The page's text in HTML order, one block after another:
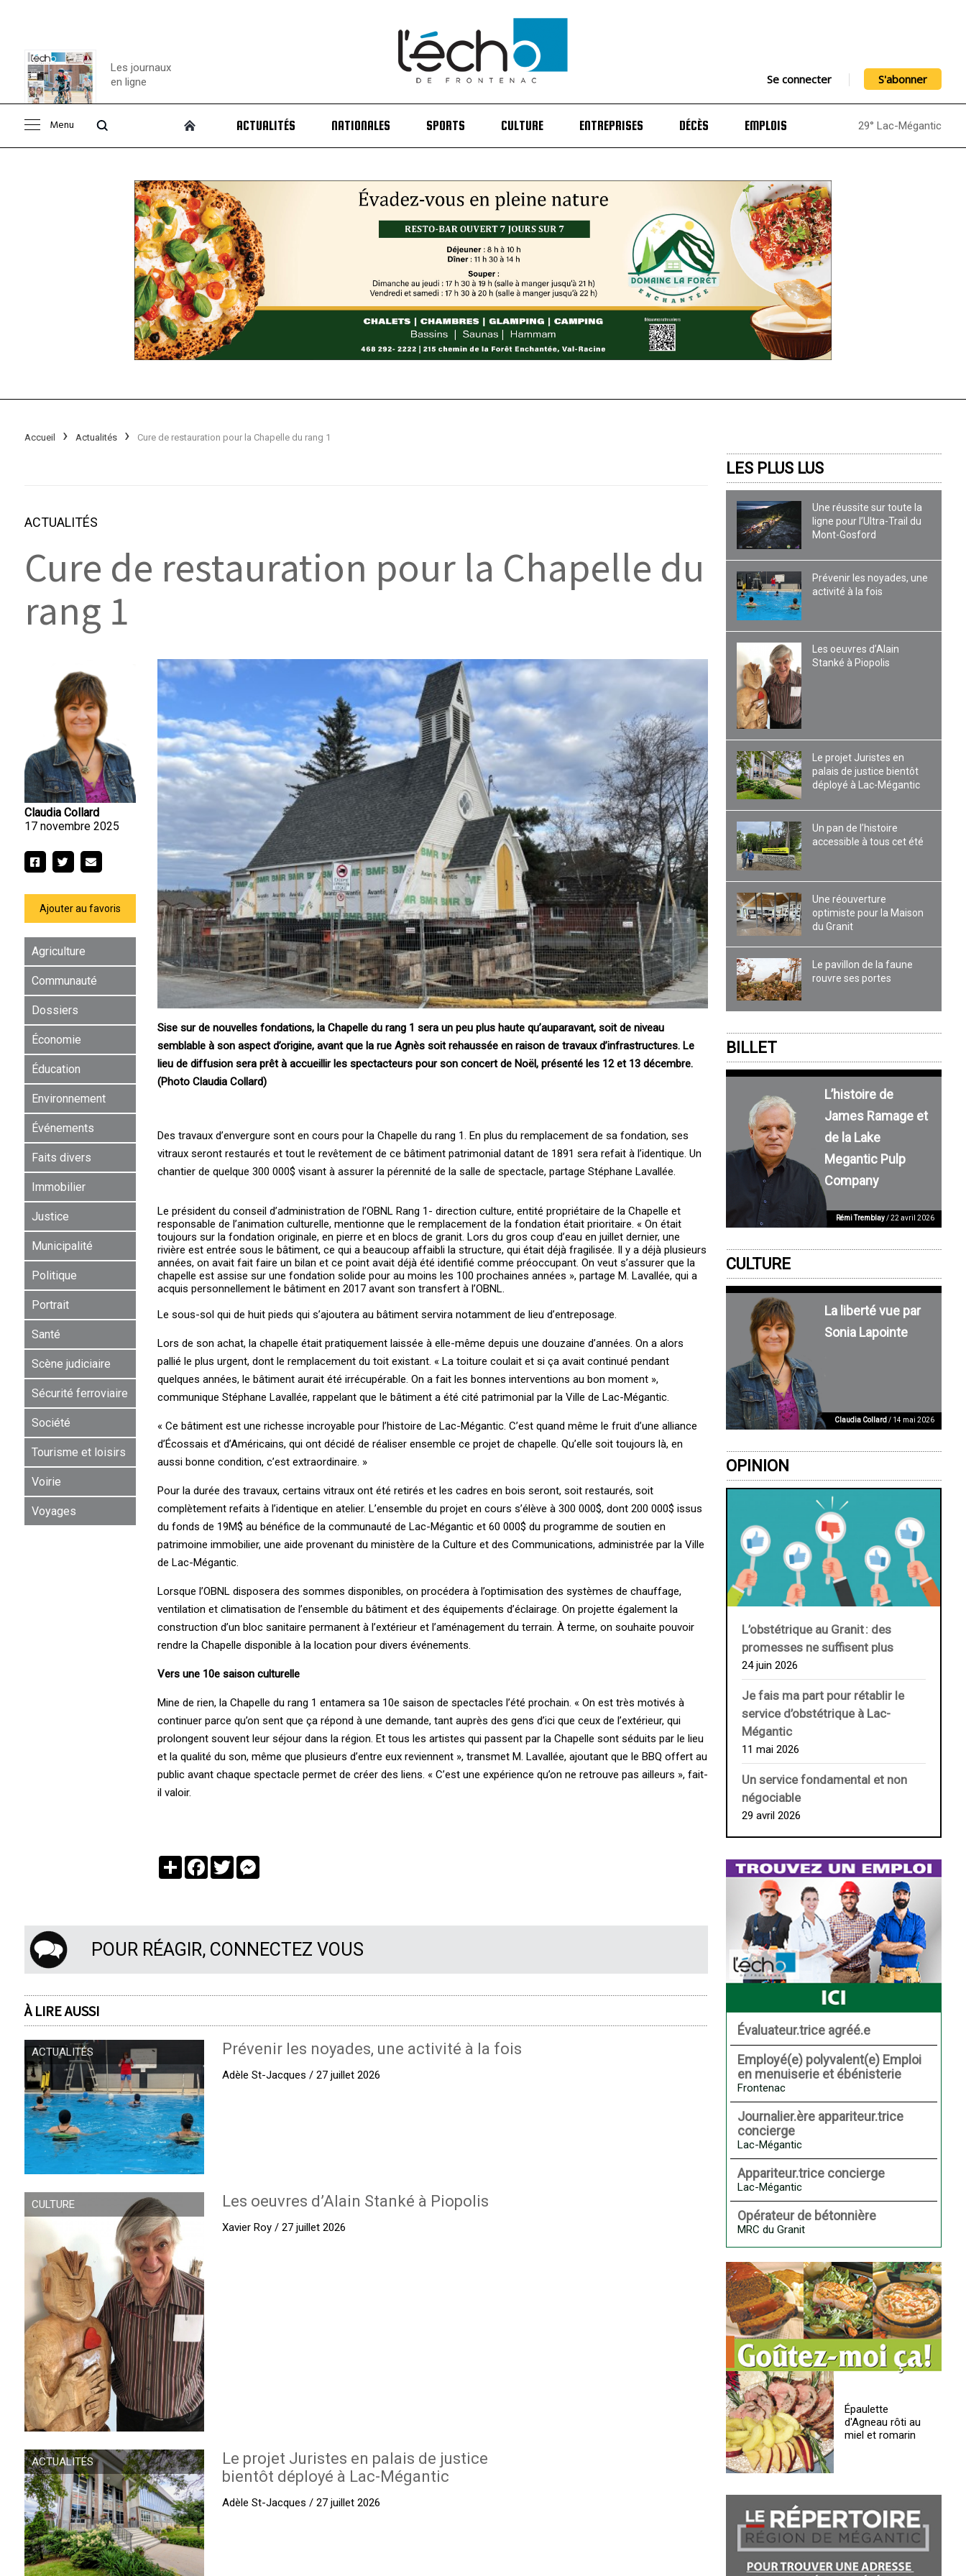
Consulter le
Les journaux
en ligne
Se connecter S'abonner
Menu ACTUALITÉS NATIONALES SPORTS CULTURE ENTREPRISES DÉCÈS EMPLOIS 29° Lac-Mégantic
Accueil Actualités Cure de restauration pour la ­Chapelle du rang 1
ACTUALITÉS
Cure de restauration pour la ­Chapelle du
rang 1
Claudia Collard
17 novembre 2025
Ajouter au favoris
Agriculture
Communauté
Dossiers
Économie
Éducation
Environnement
Événements
Faits divers
Immobilier
Justice
Municipalité
Politique
Portrait
Santé
Scène judiciaire
Sécurité ferroviaire
Société
Tourisme et loisirs
Voirie
Voyages
Sise sur de nouvelles fondations, la ­Chapelle du rang 1 sera un peu plus haute qu’auparavant, soit de niveau
semblable à son aspect d’origine, avant que la rue ­Agnès soit rehaussée en raison de travaux d’infrastructures. Le
lieu de diffusion sera prêt à accueillir les spectacteurs pour son concert de ­Noël, présenté les 12 et 13 décembre.
(Photo Claudia Collard)
Des travaux d’envergure sont en cours pour la Chapelle du rang 1. En plus du remplacement de sa fondation, ses
vitraux seront restaurés et tout le revêtement de ce bâtiment patrimonial datant de 1891 sera refait à l’identique. Un
chantier de quelque 300 000$ visant à assurer la pérennité de la salle de spectacle, partage Stéphane Lavallée.
Le président du conseil d’administration de l’OBNL Rang 1- direction culture, entité propriétaire de la Chapelle et
responsable de l’animation culturelle, mentionne que le remplacement de la fondation était prioritaire. « On était
toujours sur la fondation originale, en pierre et en blocs de granit. Lors du gros coup d’eau en juillet dernier, une
rivière est entrée sous le bâtiment, ce qui a beaucoup affaibli la structure, qui était déjà fragilisée. Il y a déjà plusieurs
années, on avait fait faire un bilan et ce point avait déjà été identifié comme préoccupant. On veut s’assurer que la
chapelle est assise sur une fondation solide pour au moins les 100 prochaines années », partage M. Lavallée, qui a
acquis personnellement le bâtiment en 2017 avant son transfert à l’OBNL.
Le sous-sol qui de huit pieds qui s’ajoutera au bâtiment servira notamment de lieu d’entreposage.
Lors de son achat, la chapelle était pratiquement laissée à elle-même depuis une douzaine d’années. On a alors
pallié le plus urgent, dont le remplacement du toit existant. « La toiture coulait et si ça avait continué pendant
quelques années, le bâtiment aurait été irrécupérable. On a fait les bonnes interventions au bon moment »,
communique Stéphane Lavallée, rappelant que le bâtiment a été cité patrimonial par la Ville de Lac-Mégantic.
« Ce bâtiment est une richesse incroyable pour l’histoire de Lac-Mégantic. C’est quand même le fruit d’une alliance
d’Écossais et d’Américains, qui ont décidé de réaliser ensemble ce projet de chapelle. Qu’elle soit toujours là, en
aussi bonne condition, c’est extraordinaire. »
Pour la durée des travaux, certains vitraux ont été retirés et les cadres en bois seront, soit restaurés, soit
complètement refaits à l’identique en atelier. L’ensemble du projet en cours s’élève à 300 000$, dont 200 000$ issus
du fonds de 19M$ au bénéfice de la communauté de Lac-Mégantic et 60 000$ du programme de soutien en
patrimoine immobilier, une aide provenant du ministère de la Culture et des Communications, administrée par la Ville
de Lac-Mégantic.
Lorsque l’OBNL disposera des sommes disponibles, on procédera à l’optimisation des systèmes de chauffage,
ventilation et climatisation de l’ensemble du bâtiment et des équipements d’éclairage. On projette également la
construction d’un bloc sanitaire permanent à l’extérieur et l’aménagement du terrain. À terme, on souhaite pouvoir
rendre la Chapelle disponible à la location pour divers événements.
Vers une 10e saison culturelle
Mine de rien, la Chapelle du rang 1 entamera sa 10e saison de spectacles l’été prochain. « On est très motivés à
continuer parce qu’on sent que ça répond à une demande, tant auprès des gens d’ici que ceux de l’extérieur, qui
prolongent souvent leur séjour dans la région. Et tous les artistes qui passent par la Chapelle sont séduits par le lieu
et la qualité du son, même que plusieurs d’entre eux reviennent », transmet M. Lavallée, ajoutant que le BBQ offert au
public avant chaque spectacle permet de créer des liens. « C’est une expérience qu’on ne retrouve pas ailleurs », fait-
il valoir.
PartagerFacebook
TwitterMessenger
POUR RÉAGIR, CONNECTEZ VOUS
À LIRE AUSSI
ACTUALITÉS Prévenir les noyades, une activité à la fois
Adèle St-Jacques / 27 juillet 2026
CULTURE Les oeuvres d’Alain Stanké à Piopolis
Xavier Roy / 27 juillet 2026
ACTUALITÉS
Le projet Juristes en palais de justice
bientôt déployé à Lac-Mégantic
Adèle St-Jacques / 27 juillet 2026
LES PLUS LUS
Une réussite sur toute la
ligne pour l’Ultra-Trail du
Mont-Gosford
Prévenir les noyades, une
activité à la fois
Les oeuvres d’Alain
Stanké à Piopolis
Le projet Juristes en
palais de justice bientôt
déployé à Lac-Mégantic
Un pan de l’histoire
accessible à tous cet été
Une réouverture
optimiste pour la Maison
du Granit
Le pavillon de la faune
rouvre ses portes
BILLET
L’histoire de
James Ramage et
de la Lake
Megantic Pulp
Company
Rémi Tremblay/ 22 avril 2026
CULTURE
La liberté vue par
Sonia Lapointe
Claudia Collard/ 14 mai 2026
OPINION
L’obstétrique au ­Granit : des
promesses ne suffisent plus
24 juin 2026
Je fais ma part pour rétablir le
service d’obstétrique à Lac-
Mégantic
11 mai 2026
Un service fondamental et non
négociable
29 avril 2026
Évaluateur.trice agréé.e
Employé(e) polyvalent(e) Emploi
en menuiserie et ébénisterie
Frontenac
Journalier.ère appariteur.trice
concierge
Lac-Mégantic
Appariteur.trice concierge
Lac-Mégantic
Opérateur de bétonnière
MRC du Granit
Épaulette
d'Agneau rôti au
miel et romarin